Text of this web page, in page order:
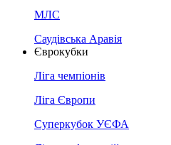
МЛС
Саудівська Аравія
Єврокубки
Ліга чемпіонів
Ліга Європи
Суперкубок УЄФА